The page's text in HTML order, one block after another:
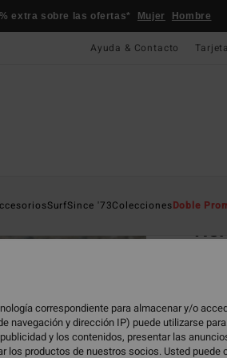
extra sobre las ofertas* Mujer Hombre
Ayuda & Contacto
SurfSince '73ColeccionesDoble
correspondiente para almacenar y/o
navegación y dirección IP) puede utilizarse
y los contenidos, presentar las
los productos de nuestros socios. Usted puede